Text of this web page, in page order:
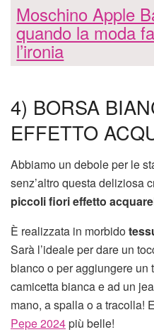
Moschino Apple
quando la moda
l’ironia
4) BORSA
EFFETTO
Abbiamo un debole per le
senz’altro questa deliziosa
piccoli fiori effetto
È realizzata in morbido
Sarà l’ideale per dare un
bianco o per aggiungere un
camicetta bianca e ad un
mano, a spalla o a tracolla!
Pepe 2024più belle!